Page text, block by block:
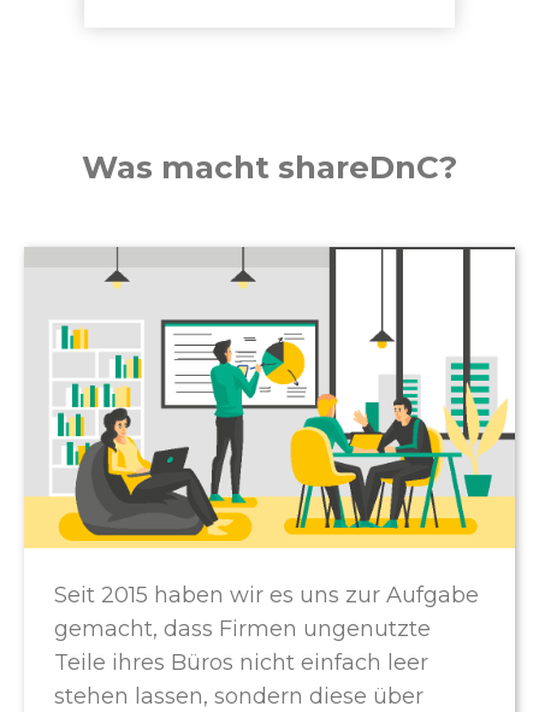
Was macht shareDnC?
Seit 2015 haben wir es uns zur Aufgabe
gemacht, dass Firmen ungenutzte
Teile ihres Büros nicht einfach leer
stehen lassen, sondern diese über